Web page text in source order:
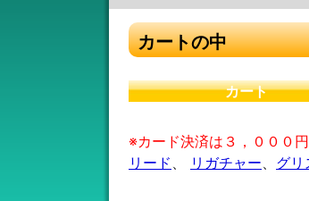
カートの中
カート
※カード決済は３，０００
リード
リガチャー グリ